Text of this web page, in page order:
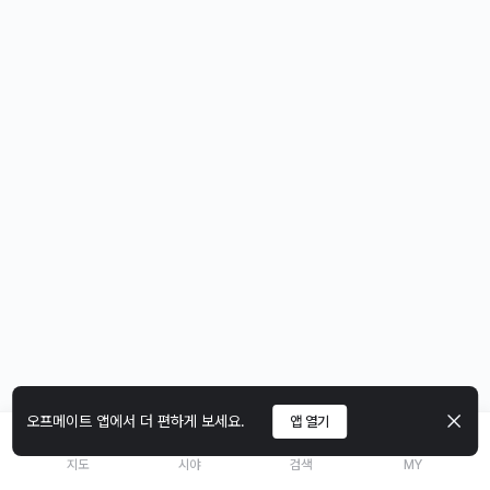
오프메이트 앱에서 더 편하게 보세요. 앱 열기
지도 시야 검색 MY